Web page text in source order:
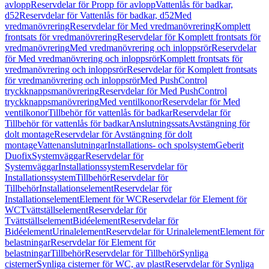
avloppReservdelar för Propp för avloppVattenlås för badkar,
d52Reservdelar för Vattenlås för badkar, d52Med
vredmanövreringReservdelar för Med vredmanövreringKomplett
frontsats för vredmanövreringReservdelar för Komplett frontsats för
vredmanövreringMed vredmanövrering och inloppsrörReservdelar
för Med vredmanövrering och inloppsrörKomplett frontsats för
vredmanövrering och inloppsrörReservdelar för Komplett frontsats
för vredmanövrering och inloppsrörMed PushControl
tryckknappsmanövreringReservdelar för Med PushControl
tryckknappsmanövreringMed ventilkonorReservdelar för Med
ventilkonorTillbehör för vattenlås för badkarReservdelar för
Tillbehör för vattenlås för badkarAnslutningssatsAvstängning för
dolt montageReservdelar för Avstängning för dolt
montageVattenanslutningarInstallations- och spolsystemGeberit
DuofixSystemväggarReservdelar för
SystemväggarInstallationssystemReservdelar för
InstallationssystemTillbehörReservdelar för
TillbehörInstallationselementReservdelar för
InstallationselementElement för WCReservdelar för Element för
WCTvättställselementReservdelar för
TvättställselementBidéelementReservdelar för
BidéelementUrinalelementReservdelar för UrinalelementElement för
belastningarReservdelar för Element för
belastningarTillbehörReservdelar för TillbehörSynliga
cisternerSynliga cisterner för WC, av plastReservdelar för Synliga